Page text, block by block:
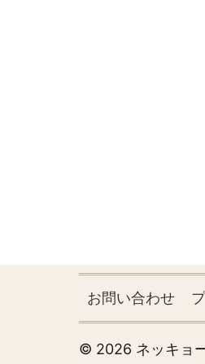
フ
ッ
タ
お問い合わせ
© 2026 ネッキョ